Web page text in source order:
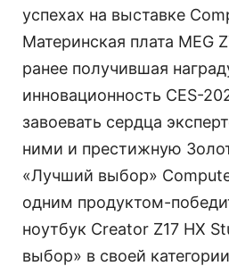
успехах на выставке
Материнская плата MEG
ранее получившая
инновационность CES-
завоевать сердца
ними и престижную
«Лучший выбор»
одним продуктом-
ноутбук Creator Z17 HX
выбор» в своей